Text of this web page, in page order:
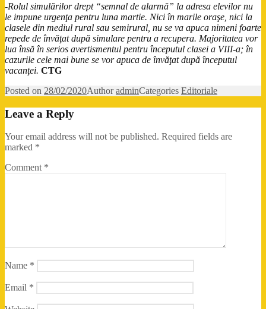
-Rolul simulărilor drept “semnal de alarmă” la adresa elevilor nu
le impune urgenţa pentru luna martie. Nici în marile oraşe, nici la
clasele din mediul rural sau semirural, nu se va apuca nimeni foarte
repede de învăţat după simulare pentru a recupera. Majoritatea vor
lua însă în serios avertismentul pentru începutul clasei a VIII-a; în
cazurile cele mai bune se vor apuca de învăţat după începutul
vacanţei. CTG
Posted on 28/02/2020AuthoradminCategories Editoriale
Leave a Reply
Your email address will not be published. Required fields are
marked *
Comment *
Name *
Email *